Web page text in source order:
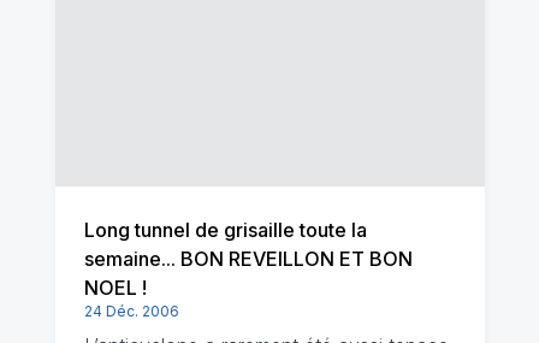
Long tunnel de grisaille toute la
semaine... BON REVEILLON ET BON
NOEL !
24 Déc. 2006